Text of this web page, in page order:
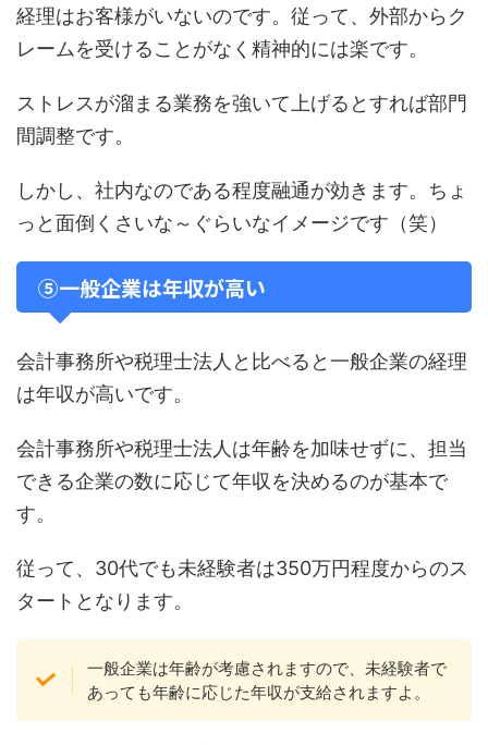
経理はお客様がいないのです。従って、外部からク
レームを受けることがなく精神的には楽です。
ストレスが溜まる業務を強いて上げるとすれば部門
間調整です。
しかし、社内なのである程度融通が効きます。ちょ
っと面倒くさいな～ぐらいなイメージです（笑）
⑤一般企業は年収が高い
会計事務所や税理士法人と比べると一般企業の経理
は年収が高いです。
会計事務所や税理士法人は年齢を加味せずに、担当
できる企業の数に応じて年収を決めるのが基本で
す。
従って、30代でも未経験者は350万円程度からのス
タートとなります。
一般企業は年齢が考慮されますので、未経験者で
あっても年齢に応じた年収が支給されますよ。